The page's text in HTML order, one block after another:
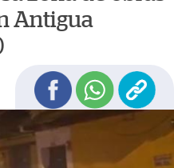
Antigua